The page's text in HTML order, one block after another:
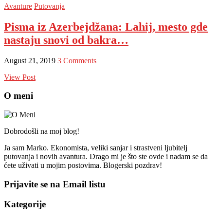
Avanture Putovanja
Pisma iz Azerbejdžana: Lahij, mesto gde
nastaju snovi od bakra…
August 21, 2019 3 Comments
View Post
O meni
Dobrodošli na moj blog!
Ja sam Marko. Ekonomista, veliki sanjar i strastveni ljubitelj
putovanja i novih avantura. Drago mi je što ste ovde i nadam se da
ćete uživati u mojim postovima. Blogerski pozdrav!
Prijavite se na Email listu
Kategorije